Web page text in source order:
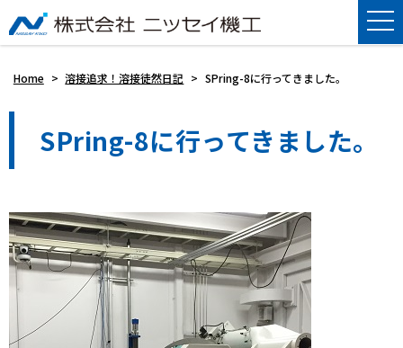
Home > 溶接追求！溶接徒然日記 > SPring-8に行ってきました。
SPring-8に行ってきました。